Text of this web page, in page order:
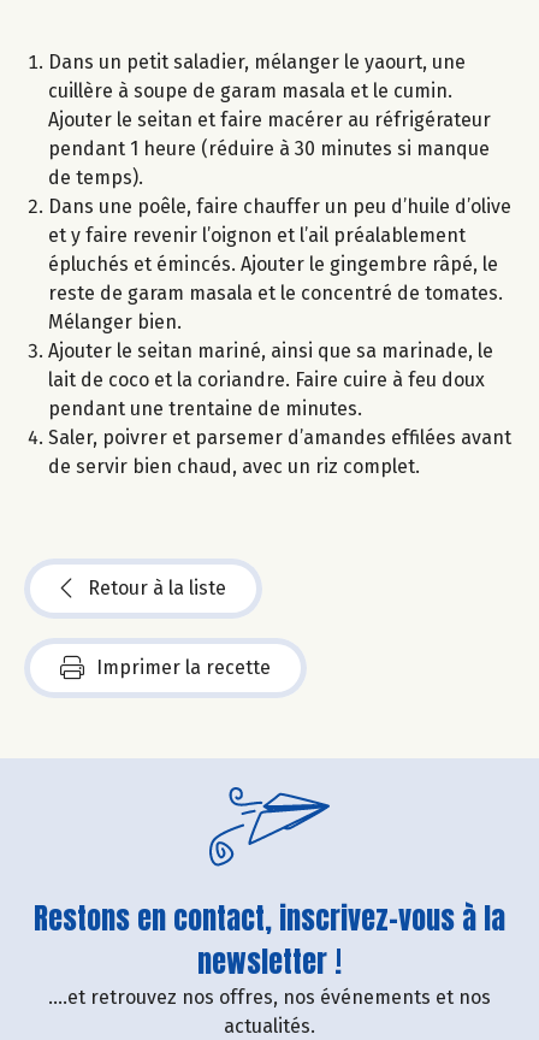
Dans un petit saladier, mélanger le yaourt, une
cuillère à soupe de garam masala et le cumin.
Ajouter le seitan et faire macérer au réfrigérateur
pendant 1 heure (réduire à 30 minutes si manque
de temps).
Dans une poêle, faire chauffer un peu d’huile d’olive
et y faire revenir l’oignon et l’ail préalablement
épluchés et émincés. Ajouter le gingembre râpé, le
reste de garam masala et le concentré de tomates.
Mélanger bien.
Ajouter le seitan mariné, ainsi que sa marinade, le
lait de coco et la coriandre. Faire cuire à feu doux
pendant une trentaine de minutes.
Saler, poivrer et parsemer d’amandes effilées avant
de servir bien chaud, avec un riz complet.
Retour à la liste
Imprimer la recette
Restons en contact, inscrivez-vous à la
newsletter !
....et retrouvez nos offres, nos événements et nos
actualités.